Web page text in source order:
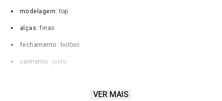
modelagem: top
alças: finas
fechamento: botões
caimento: justo
VER MAIS